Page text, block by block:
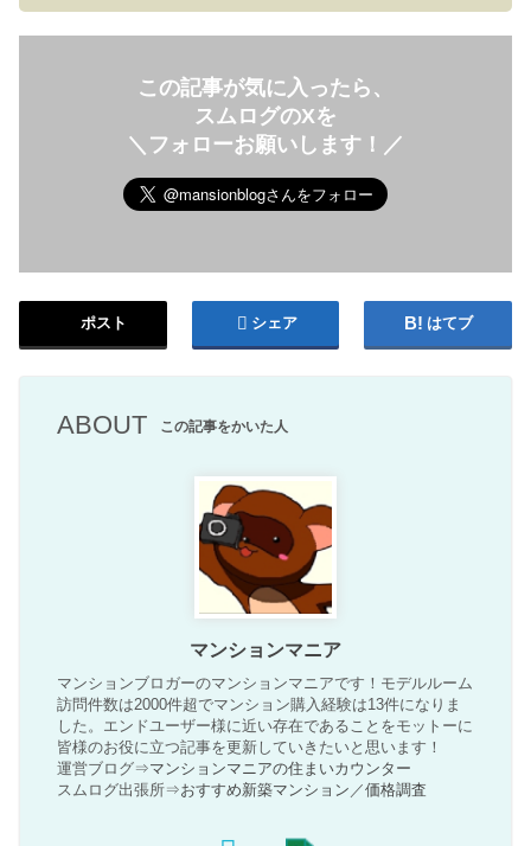
この記事が気に入ったら、
スムログのXを
＼フォローお願いします！／
ポスト シェア はてブ
ABOUT この記事をかいた人
マンションマニア
マンションブロガーのマンションマニアです！モデルルーム
訪問件数は2000件超でマンション購入経験は13件になりま
した。エンドユーザー様に近い存在であることをモットーに
皆様のお役に立つ記事を更新していきたいと思います！
運営ブログ⇒マンションマニアの住まいカウンター
スムログ出張所⇒おすすめ新築マンション ／価格調査